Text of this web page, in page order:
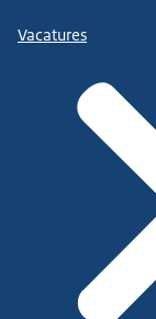
Vacatures